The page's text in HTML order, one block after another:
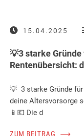
15.04.2025
💡3 starke
Rentenübersicht:
💡 3 starke Gründe
deine Altersvorsorge
📱💶 Die d
ZUM BEITRAG ⟶